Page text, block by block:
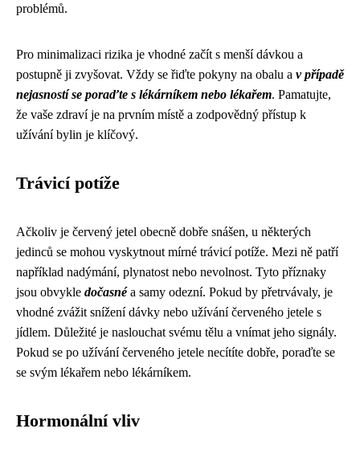
problémů.
Pro minimalizaci rizika je vhodné začít s menší dávkou a
postupně ji zvyšovat. Vždy se řiďte pokyny na obalu a v případě
nejasností se poraďte s lékárníkem nebo lékařem. Pamatujte,
že vaše zdraví je na prvním místě a zodpovědný přístup k
užívání bylin je klíčový.
Trávicí potíže
Ačkoliv je červený jetel obecně dobře snášen, u některých
jedinců se mohou vyskytnout mírné trávicí potíže. Mezi ně patří
například nadýmání, plynatost nebo nevolnost. Tyto příznaky
jsou obvykle dočasnéa samy odezní. Pokud by přetrvávaly, je
vhodné zvážit snížení dávky nebo užívání červeného jetele s
jídlem. Důležité je naslouchat svému tělu a vnímat jeho signály.
Pokud se po užívání červeného jetele necítíte dobře, poraďte se
se svým lékařem nebo lékárníkem.
Hormonální vliv